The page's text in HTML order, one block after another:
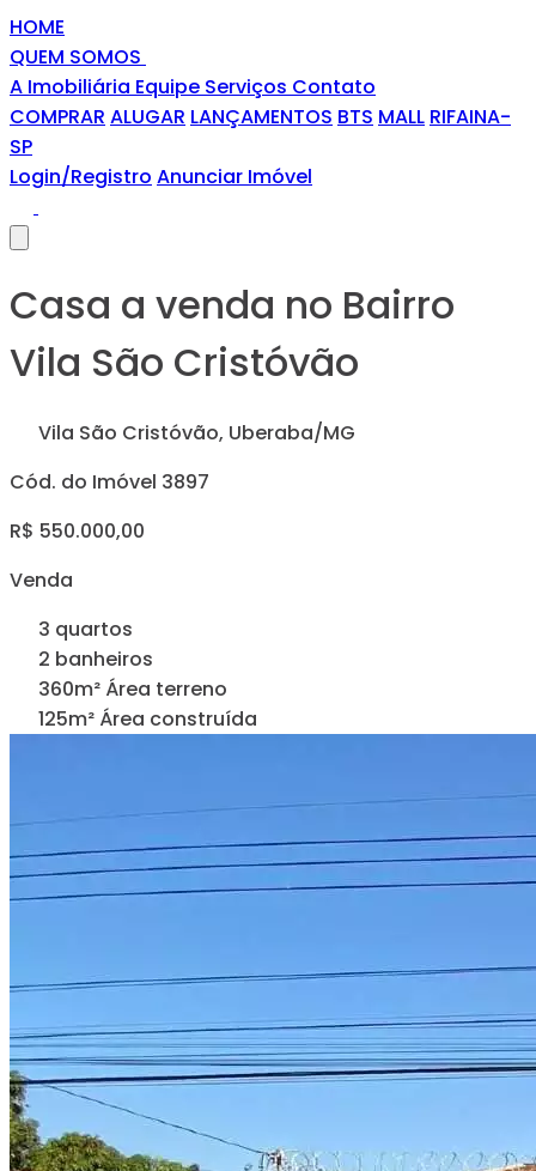
HOME
QUEM SOMOS
A Imobiliária Equipe Serviços Contato
COMPRAR ALUGAR LANÇAMENTOS BTS MALL RIFAINA-
SP
Login/Registro Anunciar Imóvel
Casa a venda no Bairro
Vila São Cristóvão
Vila São Cristóvão, Uberaba/MG
Cód. do Imóvel 3897
R$ 550.000,00
Venda
3 quartos
2 banheiros
360m² Área terreno
125m² Área construída